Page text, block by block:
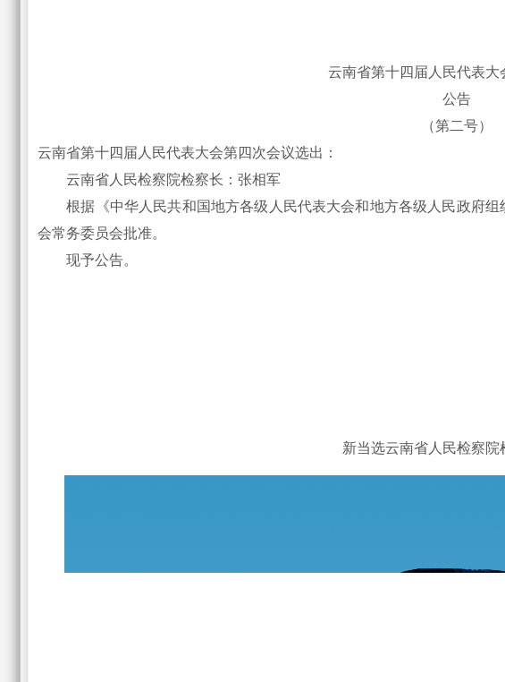
云南省第十四届人民代表大
公告
（第二号）
云南省第十四届人民代表大会第四次会议选出：
云南省人民检察院检察长：张相军
根据《中华人民共和国地方各级人民代表大会和地方各级人民政府组
会常务委员会批准。
现予公告。
新当选云南省人民检察院